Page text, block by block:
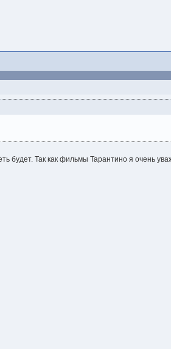
будет. Так как фильмы Тарантино я очень